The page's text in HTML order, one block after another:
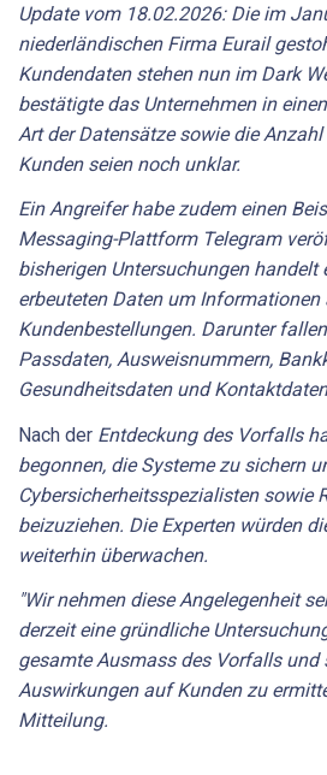
Update vom 18.02.2026: Die im
niederländischen Firma Eurail
Kundendaten stehen nun im Dark
bestätigte das Unternehmen in
Art der Datensätze sowie die
Kunden seien noch unklar.
Ein Angreifer habe zudem einen
Messaging-Plattform Telegram
bisherigen Untersuchungen handelt
erbeuteten Daten um Informationen
Kundenbestellungen. Darunter
Passdaten, Ausweisnummern,
Gesundheitsdaten und
Nach der Entdeckung des Vorfalls
begonnen, die Systeme zu sichern
Cybersicherheitsspezialisten sowie
beizuziehen. Die Experten würden
weiterhin überwachen.
"Wir nehmen diese Angelegenheit
derzeit eine gründliche
gesamte Ausmass des Vorfalls und
Auswirkungen auf Kunden zu
Mitteilung.